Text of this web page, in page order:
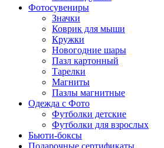
Фотоcувениры
Значки
Коврик для мыши
Кружки
Новогодние шары
Пазл картонный
Тарелки
Магниты
Пазлы магнитные
Одежда с Фото
Футболки детские
Футболки для взрослых
Бьюти-боксы